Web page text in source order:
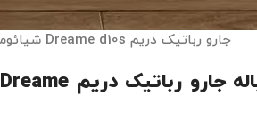
جارو رباتیک دریم Dreame d10s شیائومی
مخازن آب و زباله جارو رباتیک دریم Dreame